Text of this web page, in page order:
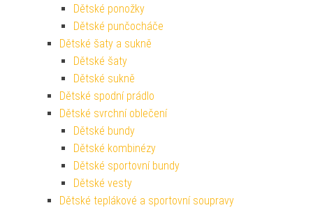
Dětské ponožky
Dětské punčocháče
Dětské šaty a sukně
Dětské šaty
Dětské sukně
Dětské spodní prádlo
Dětské svrchní oblečení
Dětské bundy
Dětské kombinézy
Dětské sportovní bundy
Dětské vesty
Dětské teplákové a sportovní soupravy